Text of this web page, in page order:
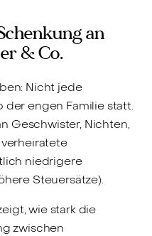
an
& Co.
Nicht jede
engen Familie statt.
Geschwister, Nichten,
niedrigere
Steuersätze).
wie stark die
zwischen